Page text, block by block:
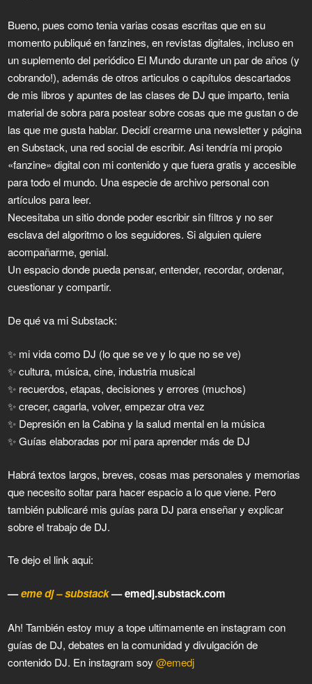
Bueno, pues como tenia varias cosas escritas que en su
momento publiqué en fanzines, en revistas digitales, incluso en
un suplemento del periódico El Mundo durante un par de años (y
cobrando!), además de otros articulos o capítulos descartados
de mis libros y apuntes de las clases de DJ que imparto, tenia
material de sobra para postear sobre cosas que me gustan o de
las que me gusta hablar. Decidí crearme una newsletter y página
en Substack, una red social de escribir. Asi tendría mi propio
«fanzine» digital con mi contenido y que fuera gratis y accesible
para todo el mundo. Una especie de archivo personal con
artículos para leer.
Necesitaba un sitio donde poder escribir sin filtros y no ser
esclava del algoritmo o los seguidores. Si alguien quiere
acompañarme, genial.
Un espacio donde pueda pensar, entender, recordar, ordenar,
cuestionar y compartir.
De qué va mi Substack:
✨ mi vida como DJ (lo que se ve y lo que no se ve)
✨ cultura, música, cine, industria musical
✨ recuerdos, etapas, decisiones y errores (muchos)
✨ crecer, cagarla, volver, empezar otra vez
✨ Depresión en la Cabina y la salud mental en la música
✨ Guías elaboradas por mi para aprender más de DJ
Habrá textos largos, breves, cosas mas personales y memorias
que necesito soltar para hacer espacio a lo que viene. Pero
también publicaré mis guías para DJ para enseñar y explicar
sobre el trabajo de DJ.
Te dejo el link aqui:
—eme dj – substack— emedj.substack.com
Ah! También estoy muy a tope ultimamente en instagram con
guías de DJ, debates en la comunidad y divulgación de
contenido DJ. En instagram soy@emedj